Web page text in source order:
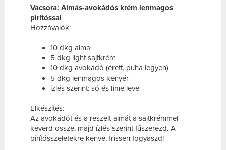
Vacsora: Almás-avokádós krém lenmagos
pirítóssal
Hozzávalók:
10 dkg alma
5 dkg light sajtkrém
10 dkg avokádó (érett, puha legyen)
5 dkg lenmagos kenyér
ízlés szerint: só és lime leve
Elkészítés:
Az avokádót és a reszelt almát a sajtkrémmel
keverd össze, majd ízlés szerint fűszerezd. A
pirítósszeletekre kenve, frissen fogyaszd!